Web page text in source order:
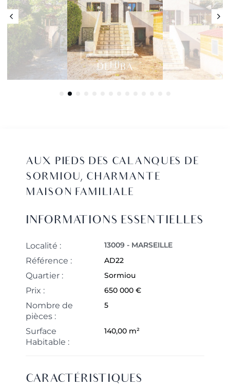
AUX PIEDS DES CALANQUES DE
SORMIOU, CHARMANTE
MAISON FAMILIALE
INFORMATIONS ESSENTIELLES
Localité : 13009 - MARSEILLE
Référence : AD22
Quartier : Sormiou
Prix : 650 000 €
Nombre de
pièces :
5
Surface
Habitable :
140,00 m²
CARACTÉRISTIQUES